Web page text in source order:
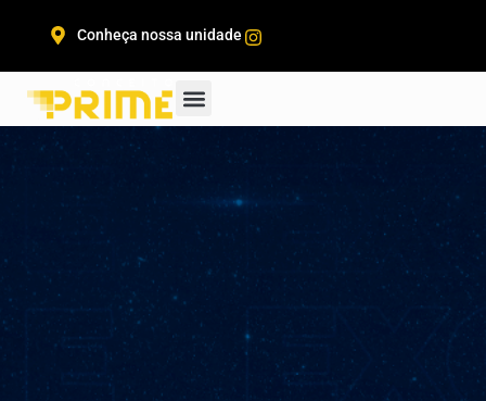
Conheça nossa unidade